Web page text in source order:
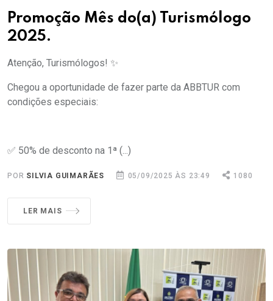
Promoção Mês do(a) Turismólogo
2025.
Atenção, Turismólogos! ✨
Chegou a oportunidade de fazer parte da ABBTUR com
condições especiais:
✅ 50% de desconto na 1ª (...)
POR SILVIA GUIMARÃES 05/09/2025 ÀS 23:49 1080
LER MAIS